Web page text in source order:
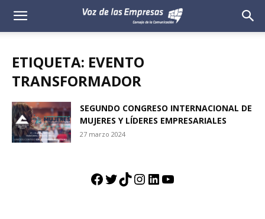
Voz
Empresas
ETIQUETA: EVENTO
TRANSFORMADOR
SEGUNDO CONGRESO INTERNACIONAL DE
MUJERES Y LÍDERES EMPRESARIALES
27 marzo 2024
Facebook
Twitter
TikTok
Instagram
LinkedIn
YouTube